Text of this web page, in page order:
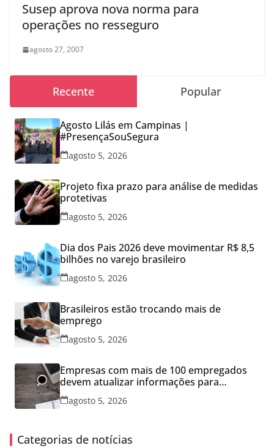
Susep aprova nova norma para
operações no resseguro
agosto 27, 2007
Recente Popular
Agosto Lilás em Campinas |
#PresençaSouSegura
agosto 5, 2026
Projeto fixa prazo para análise de medidas
protetivas
agosto 5, 2026
Dia dos Pais 2026 deve movimentar R$ 8,5
bilhões no varejo brasileiro
agosto 5, 2026
Brasileiros estão trocando mais de
emprego
agosto 5, 2026
Empresas com mais de 100 empregados
devem atualizar informações para
Relatório de Transparência Salarial
agosto 5, 2026
Categorias de notícias